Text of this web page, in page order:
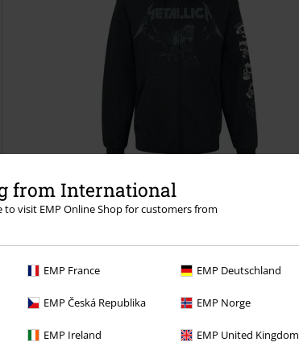
from International
to visit EMP Online Shop for customers from
EMP France EMP Deutschland
EMP Česká Republika EMP Norge
EMP Ireland EMP United Kingdom
Kč 1.989,00